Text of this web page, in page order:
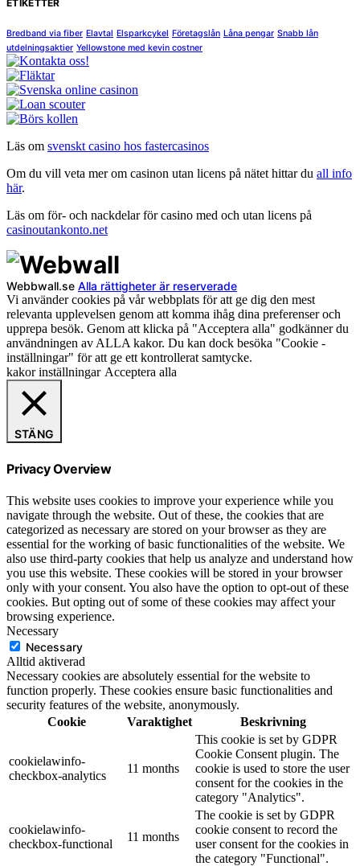
ETIKETTER
Bredband via fiber Elavtal Elsparkcykel Företagslån Låna pengar Snabb lån
utdelningsaktier Yellowstone med kevin costner
Läs om svenskt casino hos fastercasinos
Om du vill veta mer om casinon utan licens på nätet hittar du all info
här.
Läs om för- och nackdelar för casino med och utan licens på
casinoutankonto.net
Webbwall.se Alla rättigheter är reserverade
Vi använder cookies på vår webbplats för att ge dig den mest
relevanta upplevelsen genom att komma ihåg dina preferenser och
upprepa besök. Genom att klicka på "Acceptera alla" godkänner du
användningen av ALLA kakor. Du kan dock besöka "Cookie -
inställningar" för att ge ett kontrollerat samtycke.
kakor inställningar Acceptera alla
STÄNG
Privacy Overview
This website uses cookies to improve your experience while you
navigate through the website. Out of these, the cookies that are
categorized as necessary are stored on your browser as they are
essential for the working of basic functionalities of the website. We
also use third-party cookies that help us analyze and understand how
you use this website. These cookies will be stored in your browser
only with your consent. You also have the option to opt-out of these
cookies. But opting out of some of these cookies may affect your
browsing experience.
Necessary
Necessary
Alltid aktiverad
Necessary cookies are absolutely essential for the website to
function properly. These cookies ensure basic functionalities and
security features of the website, anonymously.
Cookie
Varaktighet Beskrivning
cookielawinfo-
checkbox-analytics
11 months
This cookie is set by GDPR
Cookie Consent plugin. The
cookie is used to store the user
consent for the cookies in the
category "Analytics".
cookielawinfo-
checkbox-functional
11 months
The cookie is set by GDPR
cookie consent to record the
user consent for the cookies in
the category "Functional".